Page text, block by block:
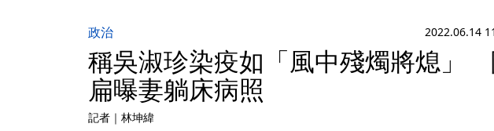
政治 2022.06.14
稱吳淑珍染疫如「風中殘燭將熄」
扁曝妻躺床病照
記者 ｜ 林坤緯